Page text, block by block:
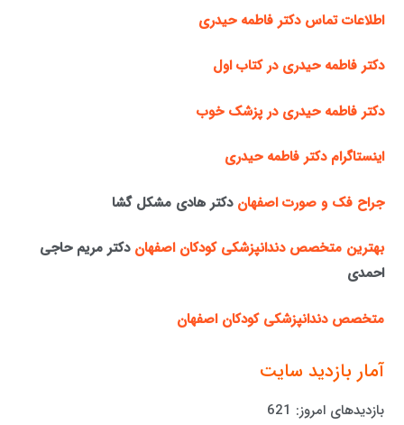
اطلاعات تماس دکتر فاطمه حیدری
دکتر فاطمه حیدری در کتاب اول
دکتر فاطمه حیدری در پزشک خوب
اینستاگرام دکتر فاطمه حیدری
جراح فک و صورت اصفهان دکتر هادی مشکل گشا
بهترین متخصص دندانپزشکی کودکان اصفهان دکتر مریم حاجی
احمدی
متخصص دندانپزشکی کودکان اصفهان
آمار بازدید سایت
بازدیدهای امروز: 621